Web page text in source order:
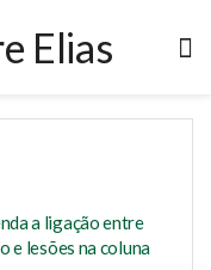
a ligação entre
e lesões na coluna